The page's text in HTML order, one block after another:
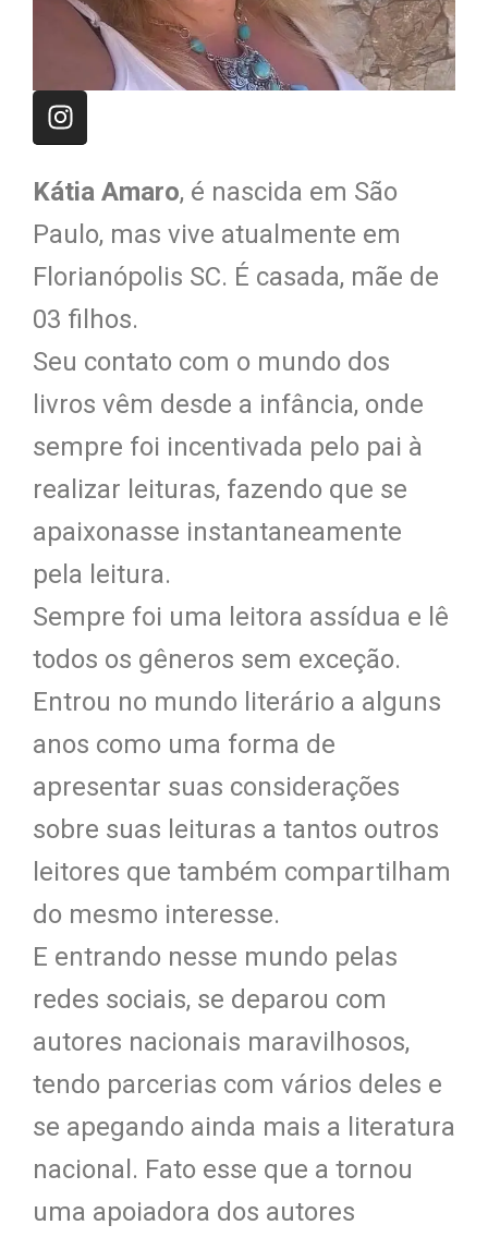
Kátia Amaro, é nascida em São
Paulo, mas vive atualmente em
Florianópolis SC. É casada, mãe de
03 filhos.
Seu contato com o mundo dos
livros vêm desde a infância, onde
sempre foi incentivada pelo pai à
realizar leituras, fazendo que se
apaixonasse instantaneamente
pela leitura.
Sempre foi uma leitora assídua e lê
todos os gêneros sem exceção.
Entrou no mundo literário a alguns
anos como uma forma de
apresentar suas considerações
sobre suas leituras a tantos outros
leitores que também compartilham
do mesmo interesse.
E entrando nesse mundo pelas
redes sociais, se deparou com
autores nacionais maravilhosos,
tendo parcerias com vários deles e
se apegando ainda mais a literatura
nacional. Fato esse que a tornou
uma apoiadora dos autores